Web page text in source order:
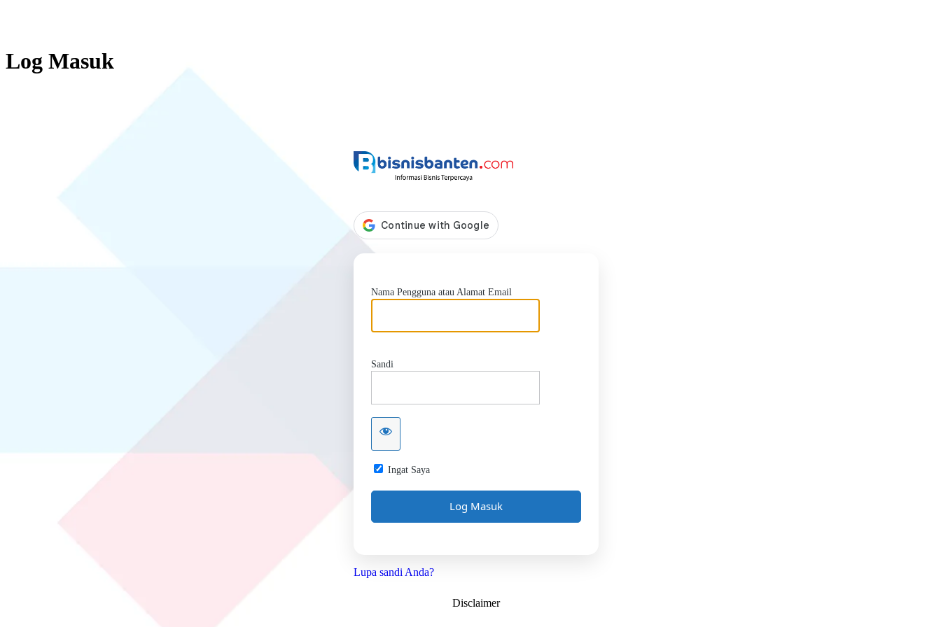
Log Masuk
Nama Pengguna atau Alamat Email
Sandi
Ingat Saya
Lupa sandi Anda?
Disclaimer